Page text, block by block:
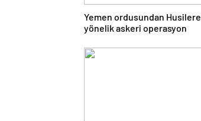
Yemen ordusundan Husilere
yönelik askeri operasyon